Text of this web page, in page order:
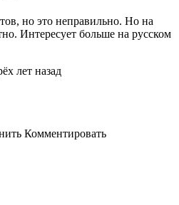
но это неправильно. Но на
Интересует больше на русском
лет назад
Комментировать